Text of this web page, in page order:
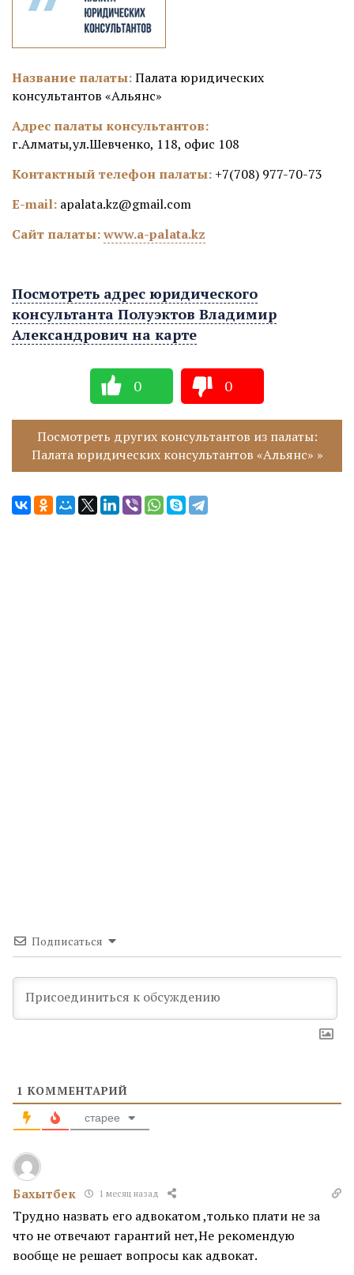
Название палаты:Палата юридических
консультантов «Альянс»
Адрес палаты консультантов:
г.Алматы,ул.Шевченко, 118, офис 108
Контактный телефон палаты: +7(708) 977-70-73
E-mail: apalata.kz@gmail.com
Сайт палаты:www.a-palata.kz
Посмотреть адрес юридического
консультанта Полуэктов Владимир
Александрович на карте
0 0
Посмотреть других консультантов из палаты:
Палата юридических консультантов «Альянс» »
Подписаться
1 КОММЕНТАРИЙ
старее
Бахытбек 1 месяц назад
Трудно назвать его адвокатом ,только плати не за
что не отвечают гарантий нет,Не рекомендую
вообще не решает вопросы как адвокат.